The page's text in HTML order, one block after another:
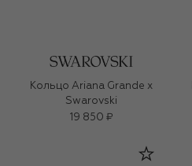
Кольцо Ariana Grande x
Swarovski
19 850 ₽